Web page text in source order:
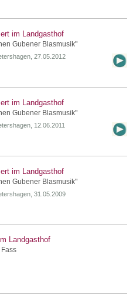
im Landgasthof
Gubener Blasmusik"
27.05.2012
im Landgasthof
Gubener Blasmusik"
12.06.2011
im Landgasthof
Gubener Blasmusik"
31.05.2009
Landgasthof